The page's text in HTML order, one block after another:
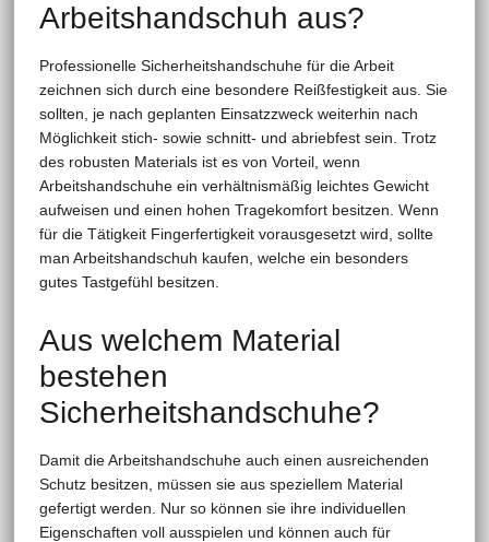
Arbeitshandschuh aus?
Professionelle Sicherheitshandschuhe für die Arbeit
zeichnen sich durch eine besondere Reißfestigkeit aus. Sie
sollten, je nach geplanten Einsatzzweck weiterhin nach
Möglichkeit stich- sowie schnitt- und abriebfest sein. Trotz
des robusten Materials ist es von Vorteil, wenn
Arbeitshandschuhe ein verhältnismäßig leichtes Gewicht
aufweisen und einen hohen Tragekomfort besitzen. Wenn
für die Tätigkeit Fingerfertigkeit vorausgesetzt wird, sollte
man Arbeitshandschuh kaufen, welche ein besonders
gutes Tastgefühl besitzen.
Aus welchem Material
bestehen
Sicherheitshandschuhe?
Damit die Arbeitshandschuhe auch einen ausreichenden
Schutz besitzen, müssen sie aus speziellem Material
gefertigt werden. Nur so können sie ihre individuellen
Eigenschaften voll ausspielen und können auch für